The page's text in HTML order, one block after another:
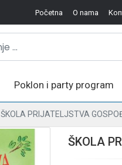
Početna O nama
Poklon i party program
ŠKOLA PRIJATELJSTVA
ŠKOLA